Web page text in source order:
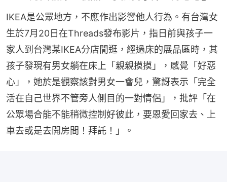
IKEA是公眾地方，不應作出影響他人行為。有台灣女
生於7月20日在Threads發布影片，指日前與孩子一
家人到台灣某IKEA分店閒逛，經過床的展品區時，其
孩子發現有男女躺在床上「親親摸摸」，感覺「好惡
心」，她於是觀察該對男女一會兒，驚訝表示「完全
活在自己世界不管旁人側目的一對情侶」，批評「在
公眾場合能不能稍微控制好彼此，要恩愛回家去、上
車去或是去開房間！拜託！」。